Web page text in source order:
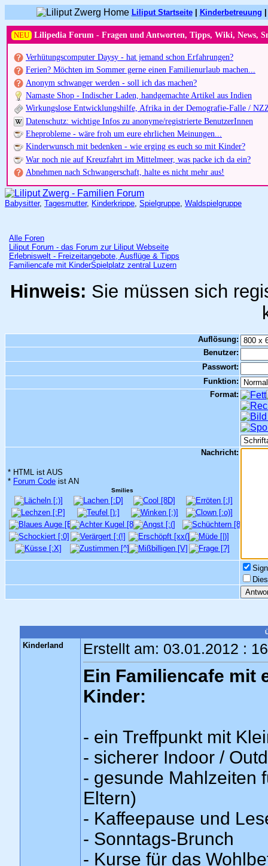
Liliput Startseite| Kinderbetreuung
NEU Lilipedia Forum - Fragen und Antworten, Tipps, Wiki, News,
Verhütungscomputer Daysy - hat jemand schon Erfahrungen?
Ferien? Möchten im Sommer gerne einen Familienurlaub machen...
Anonym schwanger werden - soll ich das machen?
Namaste Shop - Indischer Laden, handgemachte Artikel aus Indien
Wirkungslose Entwicklungshilfe, Afrika in der Demografie-Falle /
Datenschutz: wichtige Infos zu anonyme/registrierte BenutzerInnen
Eheprobleme - wäre froh um eure ehrlichen Meinungen...
Kinderwunsch mit bedenken - wie erging es euch so mit Kinder?
War noch nie auf Kreuzfahrt im Mittelmeer, was packe ich da ein?
Abnehmen nach Schwangerschaft, halte es nicht mehr aus!
Babysitter, Tagesmutter, Kinderkrippe, Spielgruppe, Waldspielgruppe
Alle Foren
Liliput Forum - das Forum zur Liliput Webseite
Erlebniswelt - Freizeitangebote, Ausflüge & Tipps
Familiencafe mit KinderSpielplatz zentral Luzern
Hinweis: Sie müssen sich
Auflösung:
Benutzer:
Passwort:
Funktion:
Format:
Nachricht:
* HTML ist AUS
* Forum Code ist AN
Smilies
Kinderland Erstellt am: 03.01.2012 :
Ein Familiencafe mit
Kinder:
- ein Treffpunkt mit
- sicherer Indoor /
- gesunde Mahlzeiten
Eltern)
- Kaffeepause und
- Sonntags-Brunch
- Kurse für das